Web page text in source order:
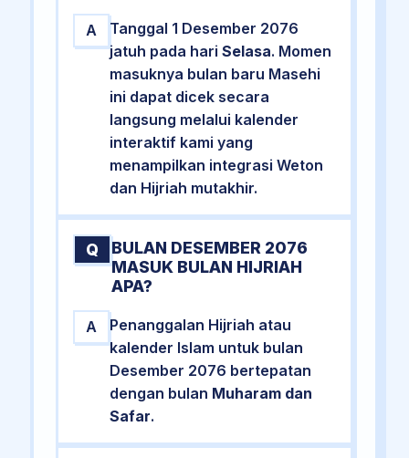
A
Tanggal 1 Desember 2076
jatuh pada hari Selasa. Momen
masuknya bulan baru Masehi
ini dapat dicek secara
langsung melalui kalender
interaktif kami yang
menampilkan integrasi Weton
dan Hijriah mutakhir.
Q
BULAN DESEMBER 2076
MASUK BULAN HIJRIAH
APA?
A
Penanggalan Hijriah atau
kalender Islam untuk bulan
Desember 2076 bertepatan
dengan bulan Muharam dan
Safar.